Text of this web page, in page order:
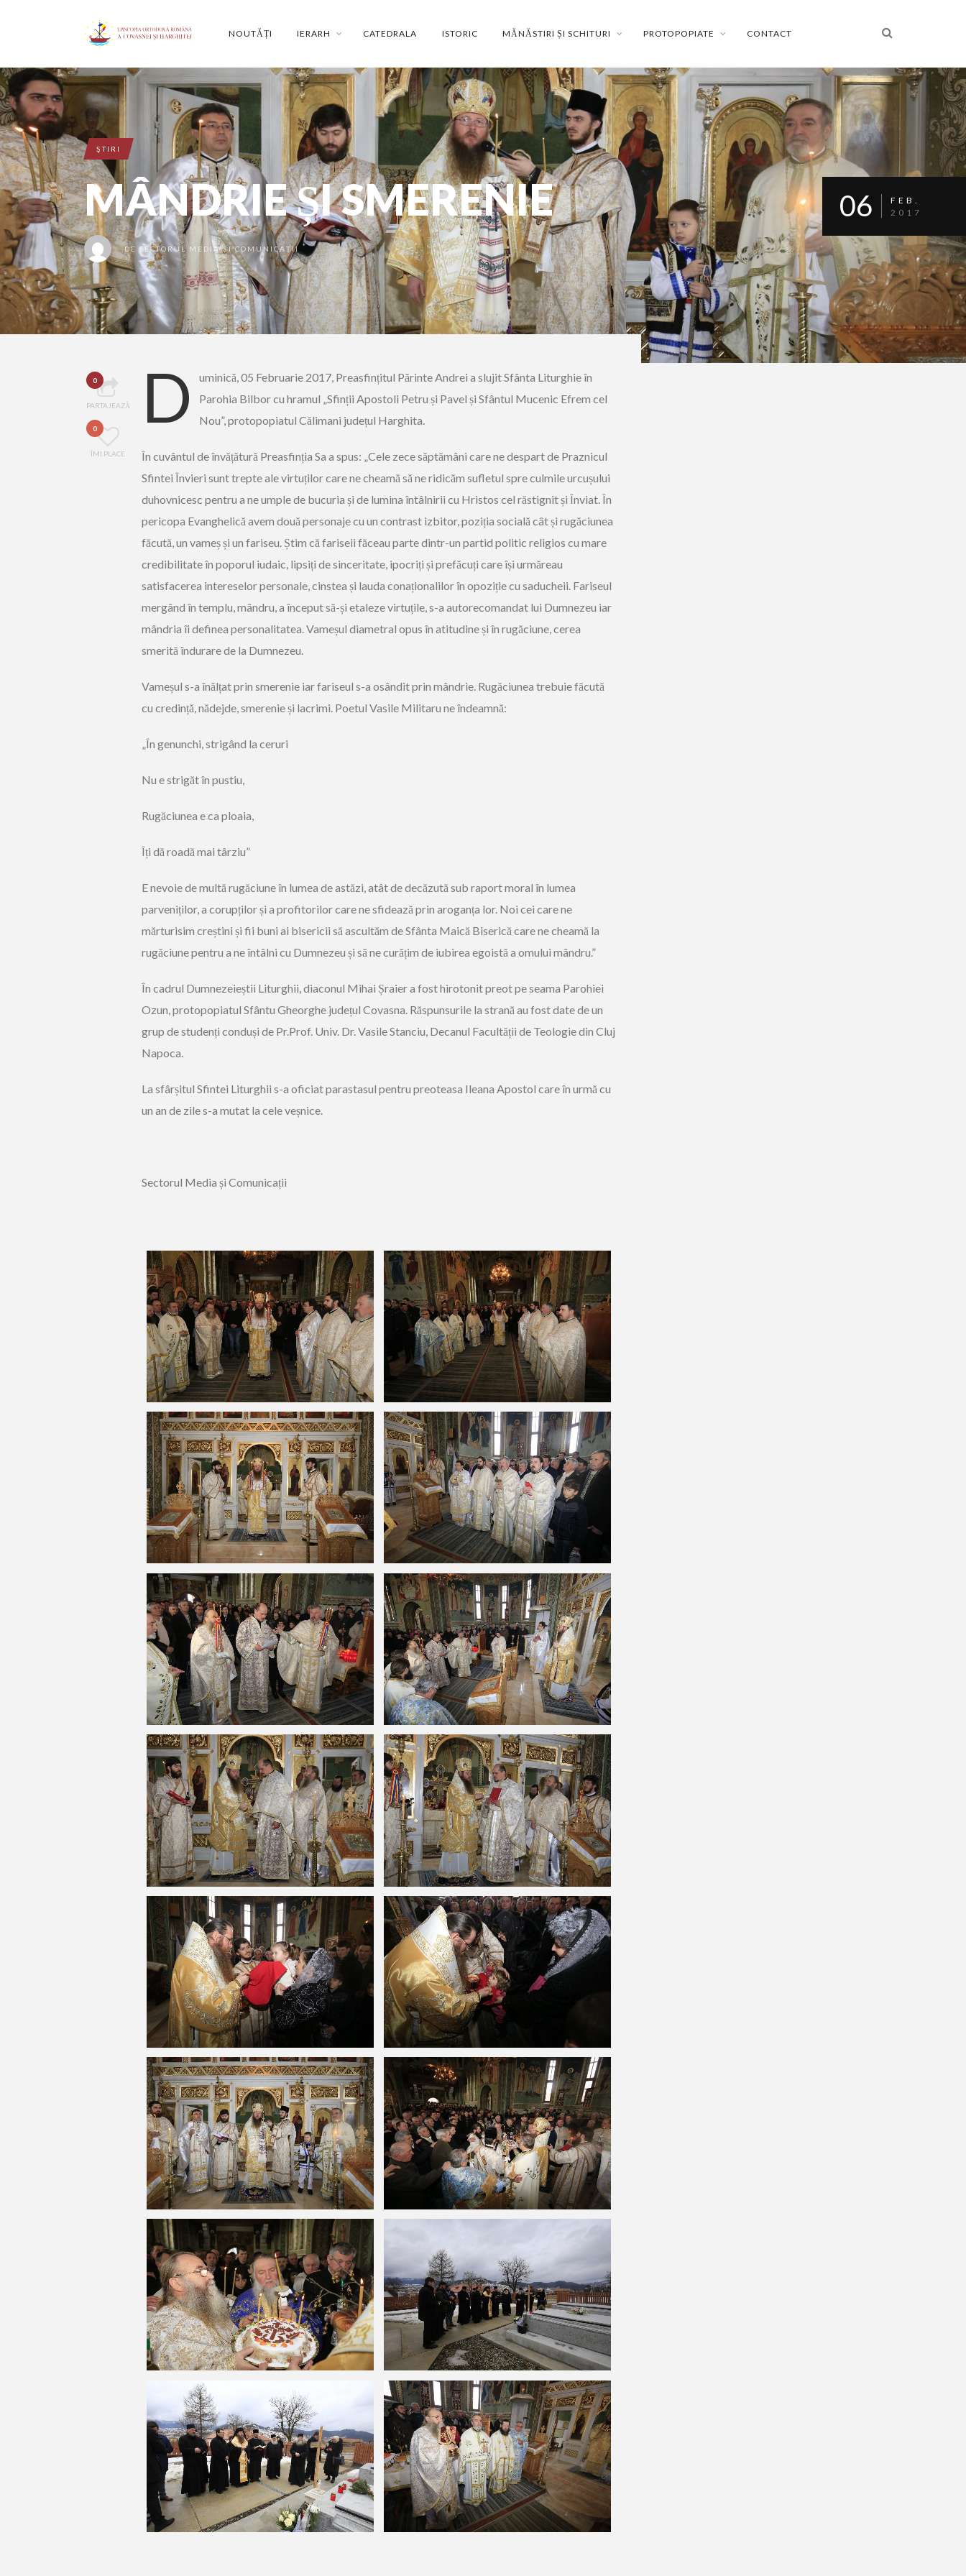
NOUTĂȚI IERARH CATEDRALA ISTORIC MĂNĂSTIRI ȘI SCHITURI PROTOPOPIATE CONTACT
ŞTIRI
MÂNDRIE ȘI SMERENIE
DESECTORUL MEDIA ȘI COMUNICAȚII
06
FEB.
2017
0
PARTAJEAZĂ
0
ÎMI PLACE
D
uminică, 05 Februarie 2017, Preasfințitul Părinte Andrei a slujit Sfânta Liturghie în
Parohia Bilbor cu hramul „Sfinții Apostoli Petru și Pavel și Sfântul Mucenic Efrem cel
Nou”, protopopiatul Călimani județul Harghita.
În cuvântul de învățătură Preasfinția Sa a spus: „Cele zece săptămâni care ne despart de Praznicul
Sfintei Învieri sunt trepte ale virtuților care ne cheamă să ne ridicăm sufletul spre culmile urcușului
duhovnicesc pentru a ne umple de bucuria și de lumina întâlnirii cu Hristos cel răstignit și Înviat. În
pericopa Evanghelică avem două personaje cu un contrast izbitor, poziția socială cât și rugăciunea
făcută, un vameș și un fariseu. Știm că fariseii făceau parte dintr-un partid politic religios cu mare
credibilitate în poporul iudaic, lipsiți de sinceritate, ipocriți și prefăcuți care își urmăreau
satisfacerea intereselor personale, cinstea și lauda conaționalilor în opoziție cu saducheii. Fariseul
mergând în templu, mândru, a început să-și etaleze virtuțile, s-a autorecomandat lui Dumnezeu iar
mândria îi definea personalitatea. Vameșul diametral opus în atitudine și în rugăciune, cerea
smerită îndurare de la Dumnezeu.
Vameșul s-a înălțat prin smerenie iar fariseul s-a osândit prin mândrie. Rugăciunea trebuie făcută
cu credință, nădejde, smerenie și lacrimi. Poetul Vasile Militaru ne îndeamnă:
„În genunchi, strigând la ceruri
Nu e strigăt în pustiu,
Rugăciunea e ca ploaia,
Îți dă roadă mai târziu”
E nevoie de multă rugăciune în lumea de astăzi, atât de decăzută sub raport moral în lumea
parveniților, a corupților și a profitorilor care ne sfidează prin aroganța lor. Noi cei care ne
mărturisim creștini și fii buni ai bisericii să ascultăm de Sfânta Maică Biserică care ne cheamă la
rugăciune pentru a ne întâlni cu Dumnezeu și să ne curățim de iubirea egoistă a omului mândru.”
În cadrul Dumnezeieștii Liturghii, diaconul Mihai Șraier a fost hirotonit preot pe seama Parohiei
Ozun, protopopiatul Sfântu Gheorghe județul Covasna. Răspunsurile la strană au fost date de un
grup de studenți conduși de Pr.Prof. Univ. Dr. Vasile Stanciu, Decanul Facultății de Teologie din Cluj
Napoca.
La sfârșitul Sfintei Liturghii s-a oficiat parastasul pentru preoteasa Ileana Apostol care în urmă cu
un an de zile s-a mutat la cele veșnice.
Sectorul Media și Comunicații